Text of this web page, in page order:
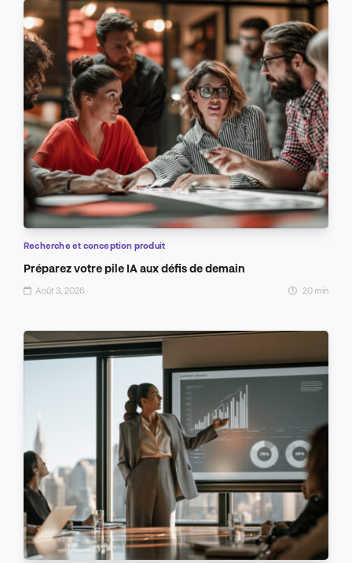
Recherche et conception produit
Préparez votre pile IA aux défis de demain
Août 3, 2026 20 min